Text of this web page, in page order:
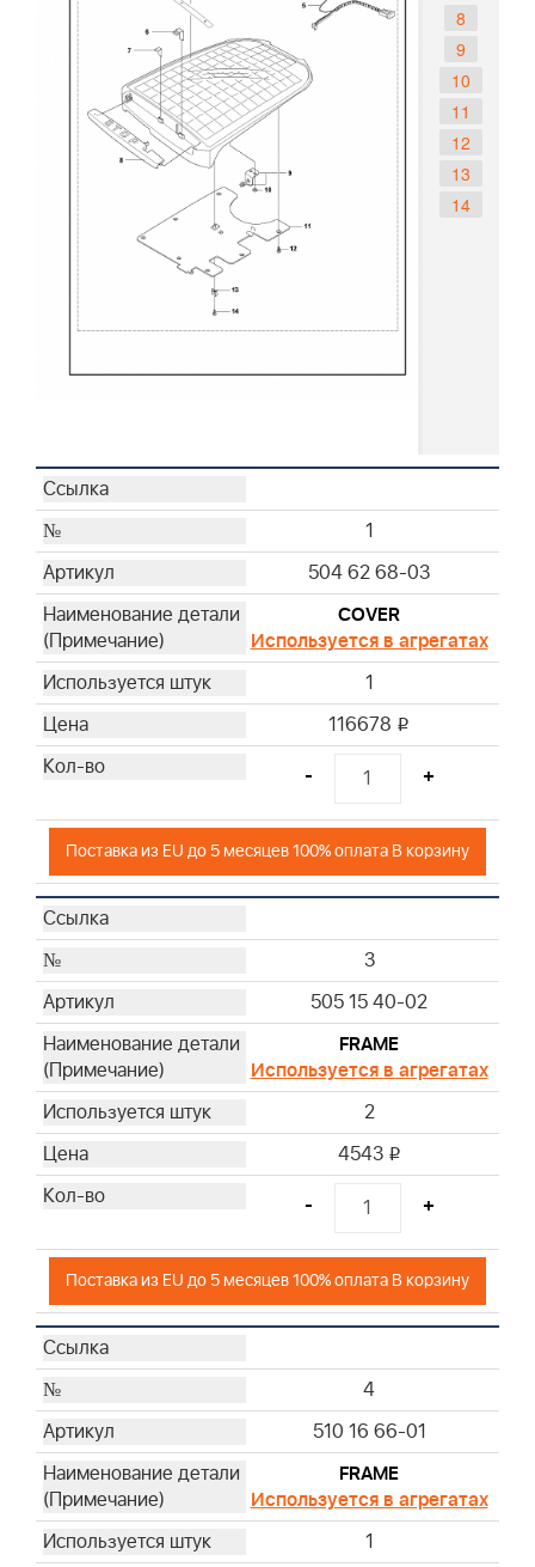
8
9
10
11
12
13
14
1
504 62 68-03
COVER
Используется в агрегатах
1
116678 i
- +
Поставка из EU до 5 месяцев 100% оплата В корзину
3
505 15 40-02
FRAME
Используется в агрегатах
2
4543 i
- +
Поставка из EU до 5 месяцев 100% оплата В корзину
4
510 16 66-01
FRAME
Используется в агрегатах
1